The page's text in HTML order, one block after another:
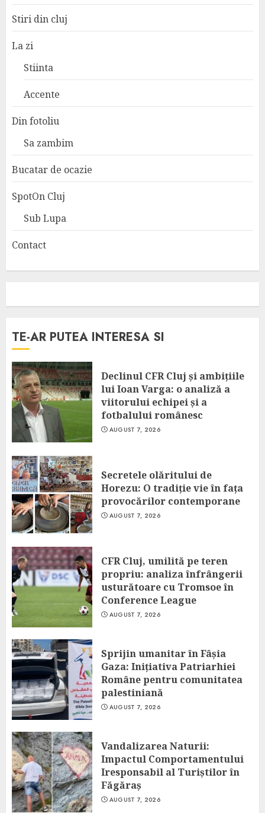
Stiri din cluj
La zi
Stiinta
Accente
Din fotoliu
Sa zambim
Bucatar de ocazie
SpotOn Cluj
Sub Lupa
Contact
TE-AR PUTEA INTERESA SI
Declinul CFR Cluj și ambițiile
lui Ioan Varga: o analiză a
viitorului echipei și a
fotbalului românesc
AUGUST 7, 2026
Secretele olăritului de
Horezu: O tradiție vie în fața
provocărilor contemporane
AUGUST 7, 2026
CFR Cluj, umilită pe teren
propriu: analiza înfrângerii
usturătoare cu Tromsoe în
Conference League
AUGUST 7, 2026
Sprijin umanitar în Fâșia
Gaza: Inițiativa Patriarhiei
Române pentru comunitatea
palestiniană
AUGUST 7, 2026
Vandalizarea Naturii:
Impactul Comportamentului
Iresponsabil al Turiștilor în
Făgăraș
AUGUST 7, 2026